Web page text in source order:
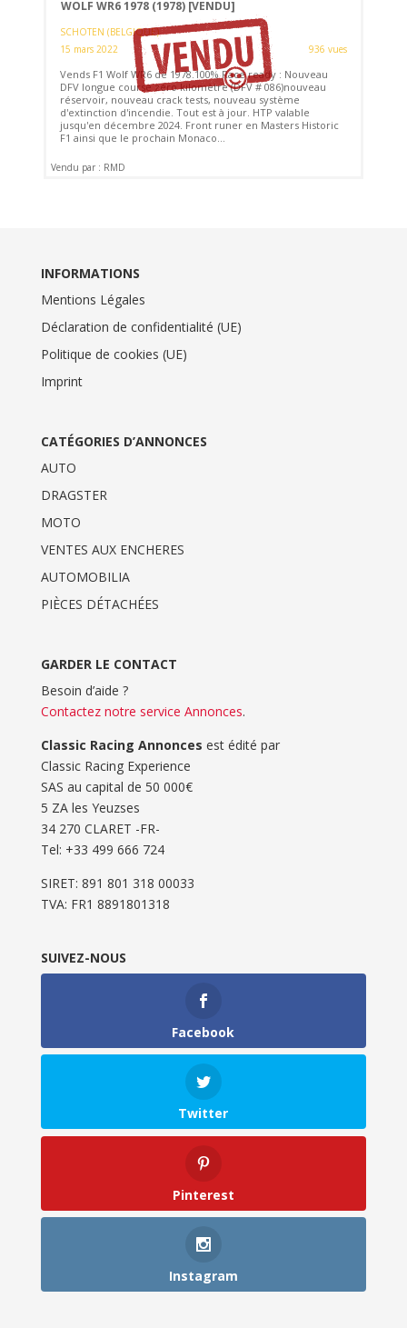
WOLF WR6 1978 (1978) [VENDU]
SCHOTEN (BELGIQUE)
15 mars 2022
936 vues
Vends F1 Wolf WR6 de 1978.100% Race ready : Nouveau
DFV longue course zéro kilomètre (DFV # 086)nouveau
réservoir, nouveau crack tests, nouveau système
d'extinction d'incendie. Tout est à jour. HTP valable
jusqu'en décembre 2024. Front runer en Masters Historic
F1 ainsi que le prochain Monaco...
Vendu par : RMD
INFORMATIONS
Mentions Légales
Déclaration de confidentialité (UE)
Politique de cookies (UE)
Imprint
CATÉGORIES D’ANNONCES
AUTO
DRAGSTER
MOTO
VENTES AUX ENCHERES
AUTOMOBILIA
PIÈCES DÉTACHÉES
GARDER LE CONTACT
Besoin d’aide ?
Contactez notre service Annonces.
Classic Racing Annonces est édité par
Classic Racing Experience
SAS au capital de 50 000€
5 ZA les Yeuzses
34 270 CLARET -FR-
Tel: ‭+33 499 666 724‬
SIRET: 891 801 318 00033
TVA: FR1 8891801318
SUIVEZ-NOUS
Facebook
Twitter
Pinterest
Instagram